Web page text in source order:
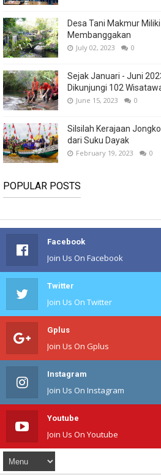
Desa Tani Makmur
Membanggakan
July 02, 2023 0
Sejak Januari - Juni
Dikunjungi 102
June 15, 2023 0
Silsilah Kerajaan
dari Suku Dayak
February 19, 2023 0
POPULAR POSTS
Facebook
Join Us On Facebook
Twitter
Join Us On Twitter
Gplus
Join Us On Gplus
Instagram
Join Us On Instagram
Youtube
Join Us On Youtube